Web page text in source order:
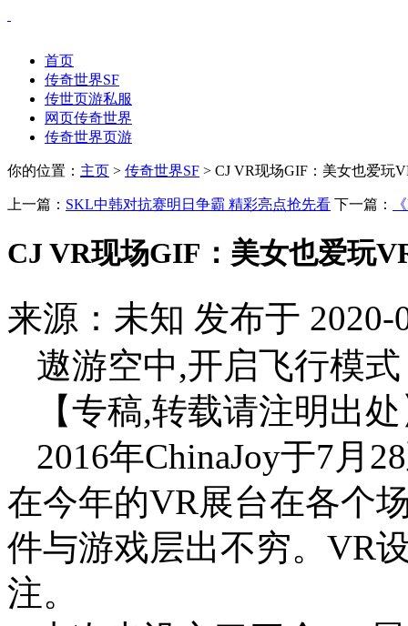
首页
传奇世界SF
传世页游私服
网页传奇世界
传奇世界页游
你的位置： 主页 > 传奇世界SF > CJ VR现场GIF：美女也爱玩
上一篇： SKL中韩对抗赛明日争霸 精彩亮点抢先看 下一篇：
CJ VR现场GIF：美女也爱玩
来源：未知 发布于
遨游空中,开启飞行模式
【专稿,转载请注明出
2016年ChinaJoy于7月
在今年的VR展台在各个
件与游戏层出不穷。VR
注。